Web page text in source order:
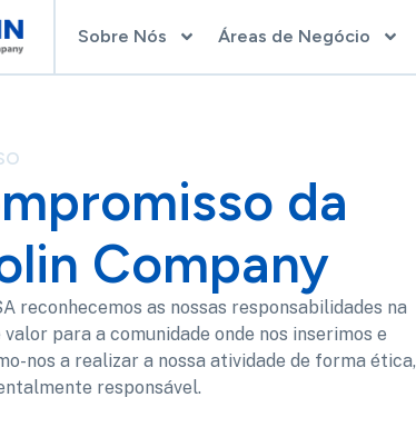
Sobre Nós Áreas de Negócio
da
Company
reconhecemos as nossas responsabilidades na
para a comunidade onde nos inserimos e
nos a realizar a nossa atividade de forma ética,
responsável.